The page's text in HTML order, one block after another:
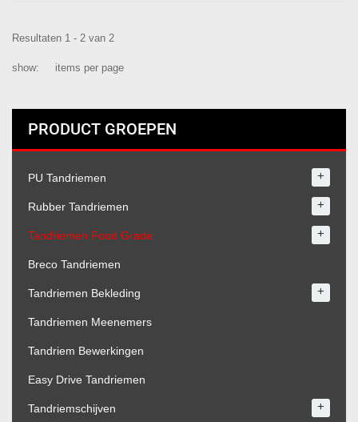
Resultaten 1 - 2 van 2
show: items per page
PRODUCT GROEPEN
PU Tandriemen +
Rubber Tandriemen +
Tandriemen Food Grade +
Breco Tandriemen
Tandriemen Bekleding +
Tandriemen Meenemers
Tandriem Bewerkingen
Easy Drive Tandriemen
Tandriemschijven +